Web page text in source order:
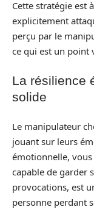
Cette stratégie est
explicitement
perçu par le
ce qui est un point
La résilience
solide
Le manipulateur
jouant sur leurs
émotionnelle,
capable de garder
provocations, est
personne perdant